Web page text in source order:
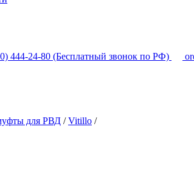
444-24-80 (Бесплатный звонок по РФ)
для РВД /Vitillo /